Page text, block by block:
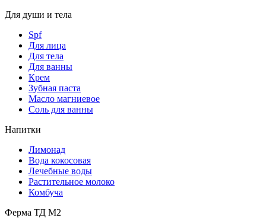
Для души и тела
Spf
Для лица
Для тела
Для ванны
Крем
Зубная паста
Масло магниевое
Соль для ванны
Напитки
Лимонад
Вода кокосовая
Лечебные воды
Растительное молоко
Комбуча
Ферма ТД М2